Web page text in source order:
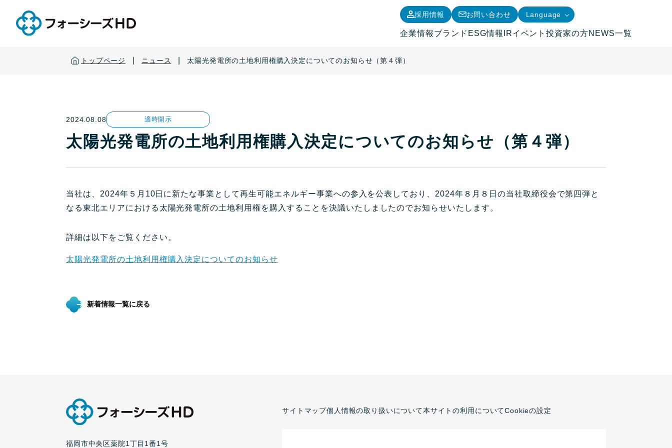
採用情報 お問い合わせ Language
企業情報 ブランド ESG情報 IRイベント投資家の方NEWS一覧
トップページ ニュース 太陽光発電所の土地利用権購入決定についてのお知らせ（第４弾）
2024.08.08 適時開示
太陽光発電所の土地利用権購入決定についてのお知らせ（第４弾）
当社は、2024年５月10日に新たな事業として再生可能エネルギー事業への参入を公表しており、2024年８月８日の当社取締役会で第四弾と
なる東北エリアにおける太陽光発電所の土地利用権を購入することを決議いたしましたのでお知らせいたします。
詳細は以下をご覧ください。
太陽光発電所の土地利用権購入決定についてのお知らせ
新着情報一覧に戻る
サイトマップ個人情報の取り扱いについて本サイトの利用についてCookieの設定
福岡市中央区薬院1丁目1番1号